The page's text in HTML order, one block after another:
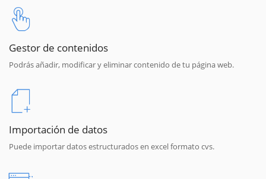
Gestor de contenidos
Podrás añadir, modificar y eliminar contenido de tu página web.
Importación de datos
Puede importar datos estructurados en excel formato cvs.